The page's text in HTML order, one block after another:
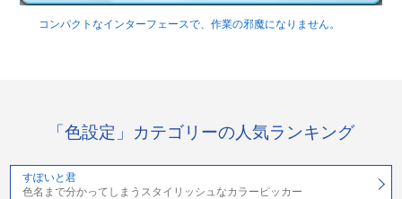
コンパクトなインターフェースで、作業の邪魔になりません。
「色設定」カテゴリーの人気ランキング
すぽいと君
色名まで分かってしまうスタイリッシュなカラーピッカー